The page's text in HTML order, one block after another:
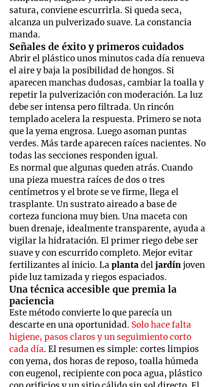
satura, conviene escurrirla. Si queda seca,
alcanza un pulverizado suave. La constancia
manda.
Señales de éxito y primeros cuidados
Abrir el plástico unos minutos cada día renueva
el aire y baja la posibilidad de hongos. Si
aparecen manchas dudosas, cambiar la toalla y
repetir la pulverización con moderación. La luz
debe ser intensa pero filtrada. Un rincón
templado acelera la respuesta. Primero se nota
que la yema engrosa. Luego asoman puntas
verdes. Más tarde aparecen raíces nacientes. No
todas las secciones responden igual.
Es normal que algunas queden atrás. Cuando
una pieza muestra raíces de dos o tres
centímetros y el brote se ve firme, llega el
trasplante. Un sustrato aireado a base de
corteza funciona muy bien. Una maceta con
buen drenaje, idealmente transparente, ayuda a
vigilar la hidratación. El primer riego debe ser
suave y con escurrido completo. Mejor evitar
fertilizantes al inicio. Laplantadeljardínjoven
pide luz tamizada y riegos espaciados.
Una técnica accesible que premia la
paciencia
Este método convierte lo que parecía un
descarte en una oportunidad. Solo hace falta
higiene, pasos claros y un seguimiento corto
cada día. El resumen es simple: cortes limpios
con yema, dos horas de reposo, toalla húmeda
con eugenol, recipiente con poca agua, plástico